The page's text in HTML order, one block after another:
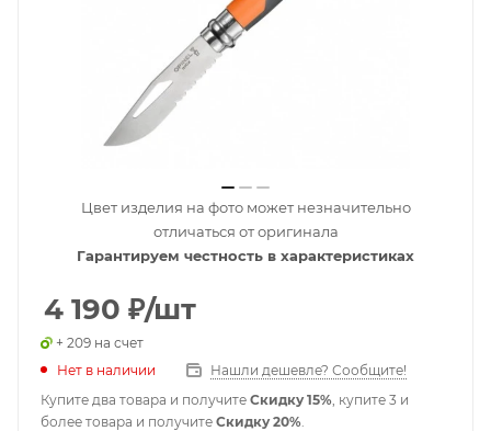
Цвет изделия на фото может незначительно
отличаться от оригинала
Гарантируем честность в характеристиках
4 190 ₽/шт
+ 209 на счет
Нет в наличии
Нашли дешевле? Сообщите!
Купите два товара и получите Скидку 15%, купите 3 и
более товара и получите Скидку 20%.